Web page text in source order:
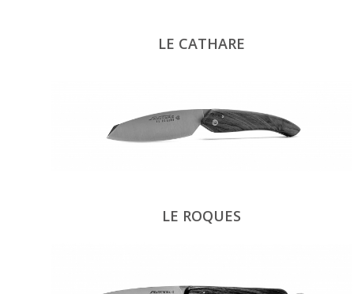
LE CATHARE
LE ROQUES